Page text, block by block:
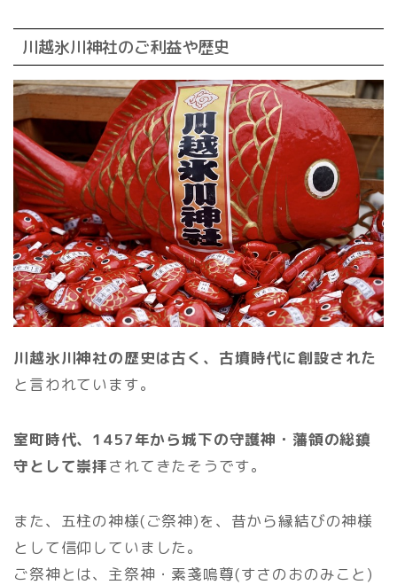
川越氷川神社のご利益や歴史
川越氷川神社の歴史は古く、古墳時代に創設された
と言われています。
室町時代、1457年から城下の守護神・藩領の総鎮
守として崇拝されてきたそうです。
また、五柱の神様(ご祭神)を、昔から縁結びの神様
として信仰していました。
ご祭神とは、主祭神・素戔嗚尊(すさのおのみこと)